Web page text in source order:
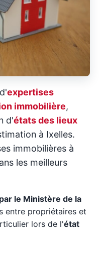
expertises
immobilière,
d'états des lieux
à Ixelles.
immobilières à
les meilleurs
le Ministère de la
entre propriétaires et
lors de l'état